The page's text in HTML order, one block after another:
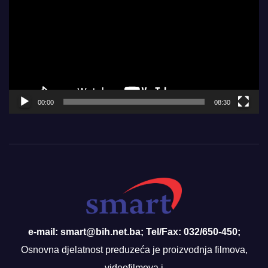
00:00 08:30
e-mail: smart@bih.net.ba; Tel/Fax: 032/650-450;
Osnovna djelatnost preduzeća je proizvodnja filmova,